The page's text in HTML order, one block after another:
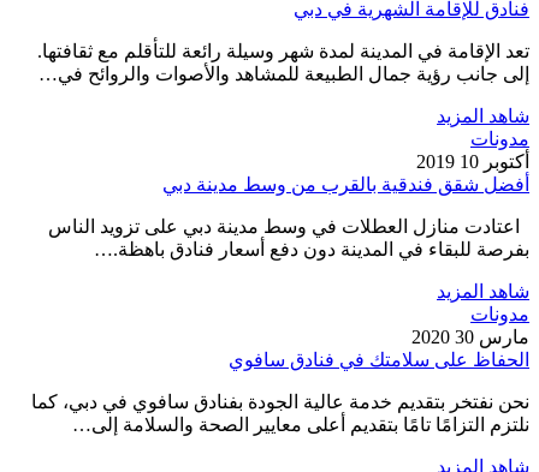
فنادق للإقامة الشهرية في دبي
تعد الإقامة في المدينة لمدة شهر وسيلة رائعة للتأقلم مع ثقافتها.
إلى جانب رؤية جمال الطبيعة للمشاهد والأصوات والروائح في…
شاهد المزيد
مدونات
أكتوبر 10 2019
أفضل شقق فندقية بالقرب من وسط مدينة دبي
اعتادت منازل العطلات في وسط مدينة دبي على تزويد الناس
بفرصة للبقاء في المدينة دون دفع أسعار فنادق باهظة.…
شاهد المزيد
مدونات
مارس 30 2020
الحفاظ على سلامتك في فنادق سافوي
نحن نفتخر بتقديم خدمة عالية الجودة بفنادق سافوي في دبي، كما
نلتزم التزامًا تامًا بتقديم أعلى معايير الصحة والسلامة إلى…
شاهد المزيد